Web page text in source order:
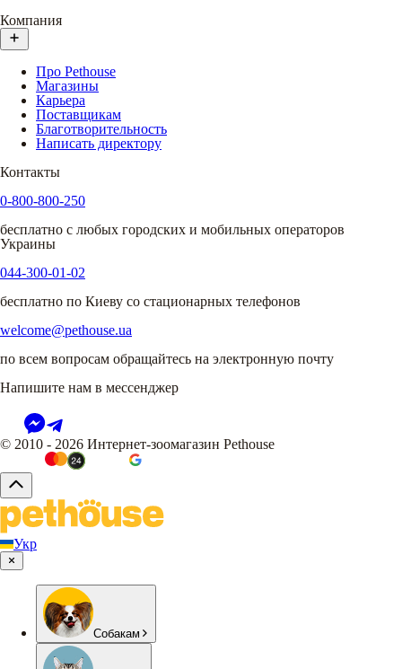
Компания
Про Pethouse
Магазины
Карьера
Поставщикам
Благотворительность
Написать директору
Контакты
0-800-800-250
бесплатно с любых городских и мобильных операторов
Украины
044-300-01-02
бесплатно по Киеву со стационарных телефонов
welcome@pethouse.ua
по всем вопросам обращайтесь на электронную почту
Напишите нам в мессенджер
© 2010 - 2026 Интернет-зоомагазин Pethouse
Укр
Собакам